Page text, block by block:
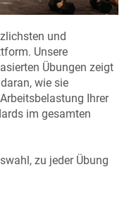
und
Unsere
Übungen zeigt
wie sie
Ihrer
im gesamten
zu jeder Übung